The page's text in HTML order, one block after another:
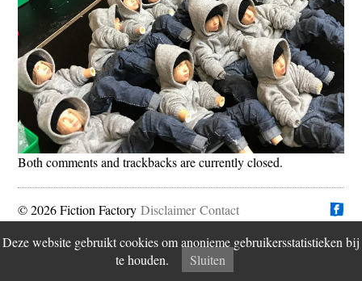
Deze website gebruikt cookies om anonieme gebruikersstatistieken bij
te houden.
Sluiten
Both comments and trackbacks are currently closed.
© 2026 Fiction Factory Disclaimer Contact
Vind ons op